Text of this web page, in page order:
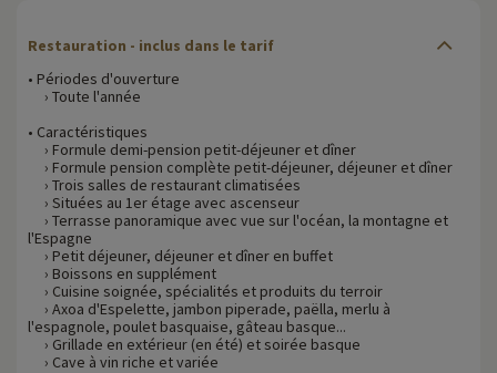
Restauration - inclus dans le tarif
• Périodes d'ouverture
› Toute l'année
• Caractéristiques
› Formule demi-pension petit-déjeuner et dîner
› Formule pension complète petit-déjeuner, déjeuner et dîner
› Trois salles de restaurant climatisées
› Situées au 1er étage avec ascenseur
› Terrasse panoramique avec vue sur l'océan, la montagne et
l'Espagne
› Petit déjeuner, déjeuner et dîner en buffet
› Boissons en supplément
› Cuisine soignée, spécialités et produits du terroir
› Axoa d'Espelette, jambon piperade, paëlla, merlu à
l'espagnole, poulet basquaise, gâteau basque...
› Grillade en extérieur (en été) et soirée basque
› Cave à vin riche et variée